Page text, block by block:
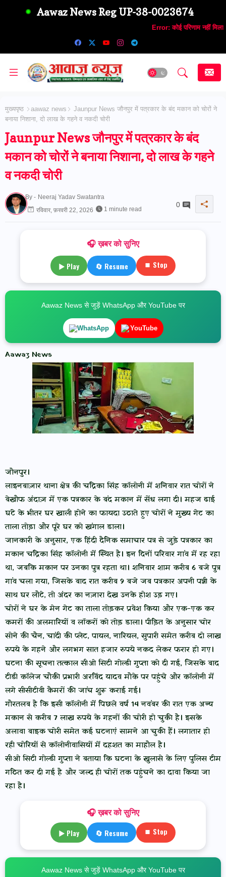
Aawaz News Reg UP-38-0023674
Error: कोई परिणाम नहीं मिला
मुख्यपृष्ठ aawaz news
Jaunpur News जौनपुर में पत्रकार के बंद मकान को चोरों ने
बनाया निशाना, दो लाख के गहने व नकदी चोरी
Jaunpur News जौनपुर में पत्रकार के बंद
मकान को चोरों ने बनाया निशाना, दो लाख के गहने
व नकदी चोरी
By - Neeraj Yadav Swatantra
रविवार, फ़रवरी 22, 2026
1 minute read
0
🎧 ख़बर को सुनिए
▶ Play 🔄 Resume ⏹ Stop
Aawaz News से जुड़ें WhatsApp और YouTube पर
WhatsApp YouTube
Aawaz News
जौनपुर।
लाइनबाज़ार थाना क्षेत्र की चंद्रिका सिंह कॉलोनी में शनिवार रात चोरों ने
बेखौफ अंदाज़ में एक पत्रकार के बंद मकान में सेंध लगा दी। महज ढाई
घंटे के भीतर घर खाली होने का फायदा उठाते हुए चोरों ने मुख्य गेट का
ताला तोड़ा और पूरे घर को खंगाल डाला।
जानकारी के अनुसार, एक हिंदी दैनिक समाचार पत्र से जुड़े पत्रकार का
मकान चंद्रिका सिंह कॉलोनी में स्थित है। इन दिनों परिवार गांव में रह रहा
था, जबकि मकान पर उनका पुत्र रहता था। शनिवार शाम करीब 6 बजे पुत्र
गांव चला गया, जिसके बाद रात करीब 9 बजे जब पत्रकार अपनी पत्नी के
साथ घर लौटे, तो अंदर का नज़ारा देख उनके होश उड़ गए।
चोरों ने घर के मेन गेट का ताला तोड़कर प्रवेश किया और एक-एक कर
कमरों की अलमारियों व लॉकरों को तोड़ डाला। पीड़ित के अनुसार चोर
सोने की चैन, चांदी की प्लेट, पायल, नारियल, सुपारी समेत करीब दो लाख
रुपये के गहने और लगभग सात हजार रुपये नकद लेकर फरार हो गए।
घटना की सूचना तत्काल सीओ सिटी गोल्डी गुप्ता को दी गई, जिसके बाद
टीडी कॉलेज चौकी प्रभारी अरविंद यादव मौके पर पहुंचे और कॉलोनी में
लगे सीसीटीवी कैमरों की जांच शुरू कराई गई।
गौरतलब है कि इसी कॉलोनी में पिछले वर्ष 14 नवंबर की रात एक अन्य
मकान से करीब 7 लाख रुपये के गहनों की चोरी हो चुकी है। इसके
अलावा बाइक चोरी समेत कई घटनाएं सामने आ चुकी हैं। लगातार हो
रही चोरियों से कॉलोनीवासियों में दहशत का माहौल है।
सीओ सिटी गोल्डी गुप्ता ने बताया कि घटना के खुलासे के लिए पुलिस टीम
गठित कर दी गई है और जल्द ही चोरों तक पहुंचने का दावा किया जा
रहा है।
🎧 ख़बर को सुनिए
▶ Play 🔄 Resume ⏹ Stop
Aawaz News से जुड़ें WhatsApp और YouTube पर